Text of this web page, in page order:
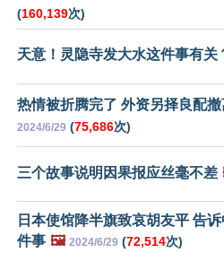
(160,139次)
天意！灵隐寺发大水这件事有关
热情被折腾完了 外资另择良配撤
2024/6/29 (75,686次)
三个故事说明因果报应丝毫不差
日本使馆降半旗致哀胡友平 告
件事 🖼️ 2024/6/29 (72,514次)